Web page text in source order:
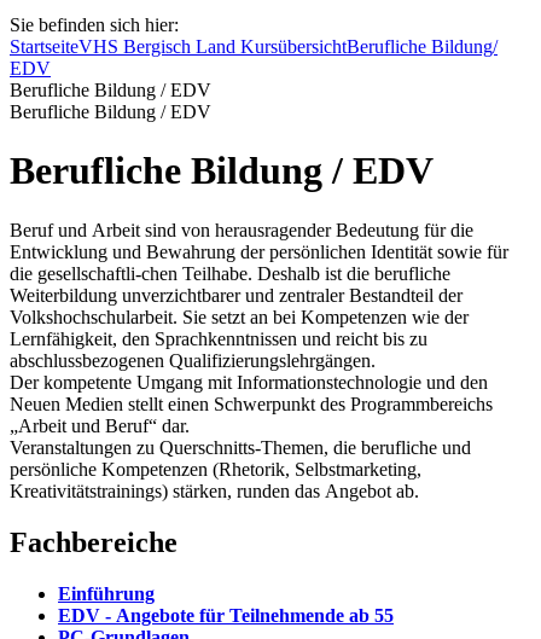
Sie befinden sich hier:
StartseiteVHS Bergisch Land KursübersichtBerufliche Bildung/
EDV
Berufliche Bildung / EDV
Berufliche Bildung / EDV
Berufliche Bildung / EDV
Beruf und Arbeit sind von herausragender Bedeutung für die
Entwicklung und Bewahrung der persönlichen Identität sowie für
die gesellschaftli-chen Teilhabe. Deshalb ist die berufliche
Weiterbildung unverzichtbarer und zentraler Bestandteil der
Volkshochschularbeit. Sie setzt an bei Kompetenzen wie der
Lernfähigkeit, den Sprachkenntnissen und reicht bis zu
abschlussbezogenen Qualifizierungslehrgängen.
Der kompetente Umgang mit Informationstechnologie und den
Neuen Medien stellt einen Schwerpunkt des Programmbereichs
„Arbeit und Beruf“ dar.
Veranstaltungen zu Querschnitts-Themen, die berufliche und
persönliche Kompetenzen (Rhetorik, Selbstmarketing,
Kreativitätstrainings) stärken, runden das Angebot ab.
Fachbereiche
Einführung
EDV - Angebote für Teilnehmende ab 55